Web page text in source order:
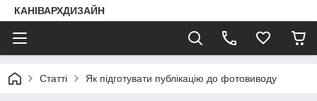
КАНІВАРХДИЗАЙН
Статті Як підготувати публікацію до фотовиводу